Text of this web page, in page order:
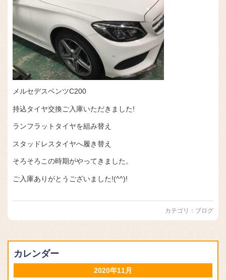
メルセデスベンツC200
持込タイヤ交換ご入庫いただきました!
ランフラットタイヤを組み替え
スタッドレスタイヤへ履き替え
そろそろこの時期がやってきました。
ご入庫ありがとうございました!(^^)!
カテゴリ： ブログ
カレンダー
2020年11月